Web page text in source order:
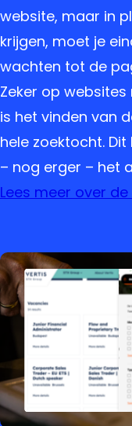
website, maar in
krijgen, moet je
wachten tot de
Zeker op
is het vinden van
hele zoektocht.
– nog erger – het
Lees meer over